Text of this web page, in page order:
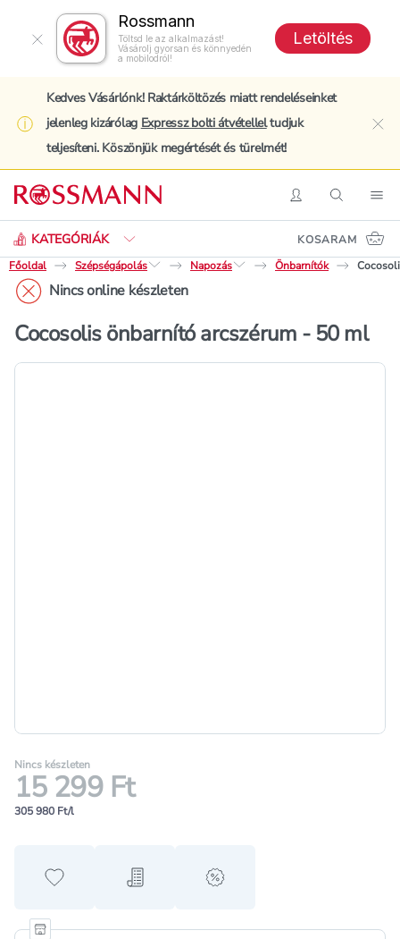
Rossmann
Töltsd le az alkalmazást!
Vásárolj gyorsan és könnyedén
a mobilodról!
Letöltés
Kedves Vásárlónk! Raktárköltözés miatt rendeléseinket
jelenleg kizárólag Expressz bolti átvételleltudjuk
teljesíteni. Köszönjük megértését és türelmét!
BelépésKeresés
KATEGÓRIÁK
Keresés
KOSARAM
Főoldal
Szépségápolás Napozás Önbarnítók
Nincs online készleten
Cocosolis önbarnító arcszérum - 50 ml
Nincs készleten
15 299 Ft
305 980 Ft/l
Hozzáadás a kedvencekhez
Hozzáadás a bevásárló listához
alert when on sale